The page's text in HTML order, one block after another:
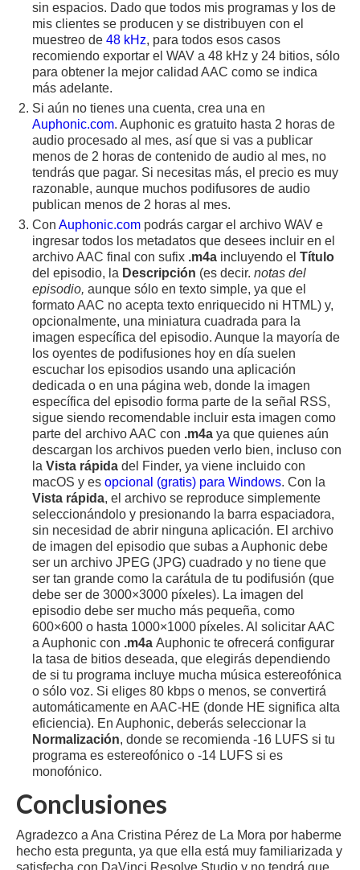
sin espacios. Dado que todos mis programas y los de
mis clientes se producen y se distribuyen con el
muestreo de 48 kHz, para todos esos casos
recomiendo exportar el WAV a 48 kHz y 24 bitios, sólo
para obtener la mejor calidad AAC como se indica
más adelante.
Si aún no tienes una cuenta, crea una en
Auphonic.com. Auphonic es gratuito hasta 2 horas de
audio procesado al mes, así que si vas a publicar
menos de 2 horas de contenido de audio al mes, no
tendrás que pagar. Si necesitas más, el precio es muy
razonable, aunque muchos podifusores de audio
publican menos de 2 horas al mes.
Con Auphonic.com podrás cargar el archivo WAV e
ingresar todos los metadatos que desees incluir en el
archivo AAC final con sufix .m4a incluyendo el Título
del episodio, la Descripción (es decir. notas del
episodio, aunque sólo en texto simple, ya que el
formato AAC no acepta texto enriquecido ni HTML) y,
opcionalmente, una miniatura cuadrada para la
imagen específica del episodio. Aunque la mayoría de
los oyentes de podifusiones hoy en día suelen
escuchar los episodios usando una aplicación
dedicada o en una página web, donde la imagen
específica del episodio forma parte de la señal RSS,
sigue siendo recomendable incluir esta imagen como
parte del archivo AAC con .m4a ya que quienes aún
descargan los archivos pueden verlo bien, incluso con
la Vista rápida del Finder, ya viene incluido con
macOS y es opcional (gratis) para Windows. Con la
Vista rápida, el archivo se reproduce simplemente
seleccionándolo y presionando la barra espaciadora,
sin necesidad de abrir ninguna aplicación. El archivo
de imagen del episodio que subas a Auphonic debe
ser un archivo JPEG (JPG) cuadrado y no tiene que
ser tan grande como la carátula de tu podifusión (que
debe ser de 3000×3000 píxeles). La imagen del
episodio debe ser mucho más pequeña, como
600×600 o hasta 1000×1000 píxeles. Al solicitar AAC
a Auphonic con .m4a Auphonic te ofrecerá configurar
la tasa de bitios deseada, que elegirás dependiendo
de si tu programa incluye mucha música estereofónica
o sólo voz. Si eliges 80 kbps o menos, se convertirá
automáticamente en AAC-HE (donde HE significa alta
eficiencia). En Auphonic, deberás seleccionar la
Normalización, donde se recomienda -16 LUFS si tu
programa es estereofónico o -14 LUFS si es
monofónico.
Conclusiones
Agradezco a Ana Cristina Pérez de La Mora por haberme
hecho esta pregunta, ya que ella está muy familiarizada y
satisfecha con DaVinci Resolve Studio y no tendrá que